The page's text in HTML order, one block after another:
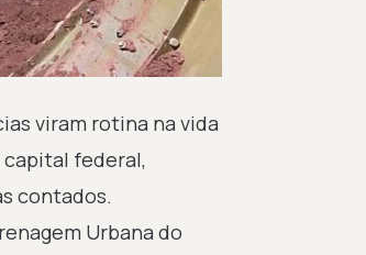
viram rotina na vida
federal,
contados.
Urbana do